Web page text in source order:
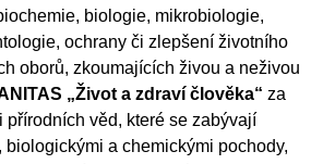
biologie, mikrobiologie,
ochrany či zlepšení životního
oborů, zkoumajících živou a neživou
„Život a zdraví člověka“ za
přírodních věd, které se zabývají
biologickými a chemickými pochody,